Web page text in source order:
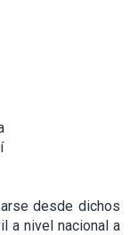
desde dichos
a nivel nacional a